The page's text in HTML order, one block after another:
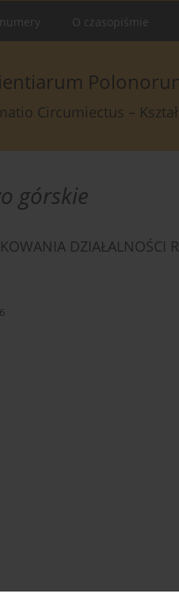
O czasopiśmie
Circumiectus –
górskie
DZIAŁALNOŚCI